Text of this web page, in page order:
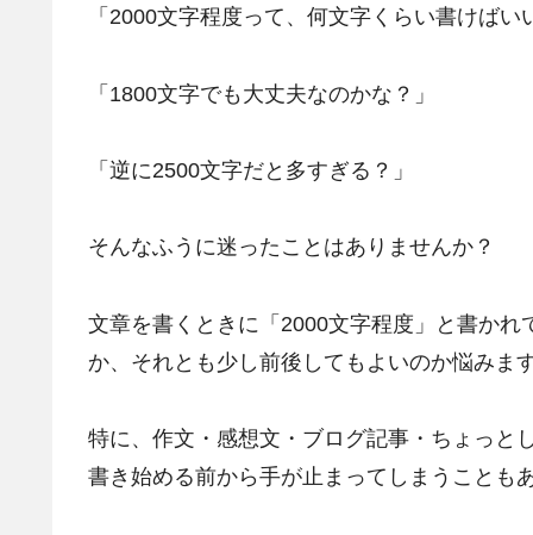
「2000文字程度って、何文字くらい書けばい
「1800文字でも大丈夫なのかな？」
「逆に2500文字だと多すぎる？」
そんなふうに迷ったことはありませんか？
文章を書くときに「2000文字程度」と書か
か、それとも少し前後してもよいのか悩みます
特に、作文・感想文・ブログ記事・ちょっと
書き始める前から手が止まってしまうことも